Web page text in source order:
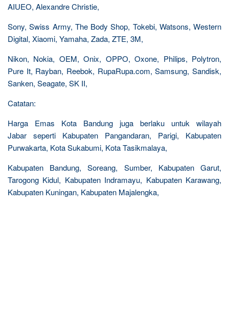
AIUEO, Alexandre Christie,
Sony, Swiss Army, The Body Shop, Tokebi, Watsons, Western
Digital, Xiaomi, Yamaha, Zada, ZTE, 3M,
Nikon, Nokia, OEM, Onix, OPPO, Oxone, Philips, Polytron,
Pure It, Rayban, Reebok, RupaRupa.com, Samsung, Sandisk,
Sanken, Seagate, SK II,
Catatan:
Harga Emas Kota Bandung juga berlaku untuk wilayah
Jabar seperti Kabupaten Pangandaran, Parigi, Kabupaten
Purwakarta, Kota Sukabumi, Kota Tasikmalaya,
Kabupaten Bandung, Soreang, Sumber, Kabupaten Garut,
Tarogong Kidul, Kabupaten Indramayu, Kabupaten Karawang,
Kabupaten Kuningan, Kabupaten Majalengka,